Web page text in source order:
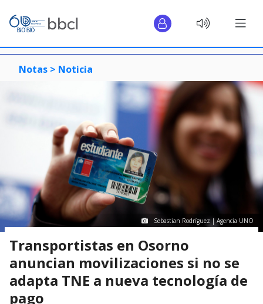
Notas > Noticia
Sebastian Rodríguez | Agencia UNO
Transportistas en Osorno
anuncian movilizaciones si no se
adapta TNE a nueva tecnología de
pago